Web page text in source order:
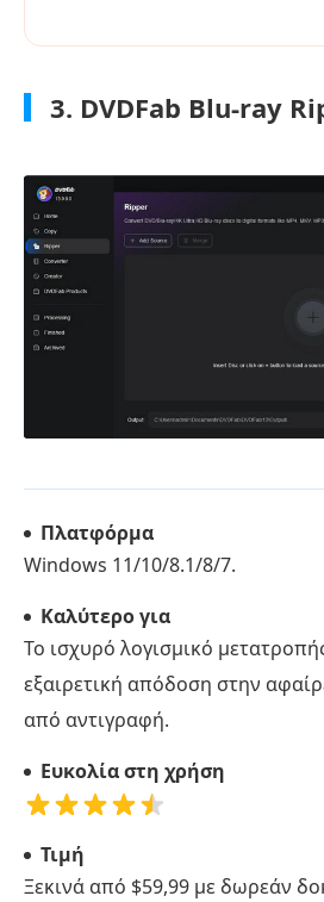
3. DVDFab Blu-ray
Πλατφόρμα
Windows 11/10/8.1/8/7.
Καλύτερο για
Το ισχυρό λογισμικό
εξαιρετική απόδοση στην
από αντιγραφή.
Ευκολία στη χρήση
Τιμή
Ξεκινά από $59,99 με δωρεάν